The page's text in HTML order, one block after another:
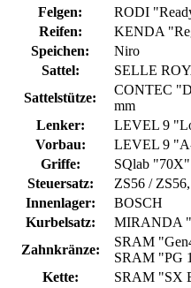
Felgen:
RODI
Reifen:
KENDA
Speichen:
Niro
Sattel:
SELLE
Sattelstütze:
CONTEC
mm
Lenker:
LEVEL 9
Vorbau:
LEVEL 9
Griffe:
SQlab "70X"
Steuersatz:
ZS56 /
Innenlager:
BOSCH
Kurbelsatz:
MIRANDA
Zahnkränze:
SRAM
SRAM "PG
Kette:
SRAM "SX